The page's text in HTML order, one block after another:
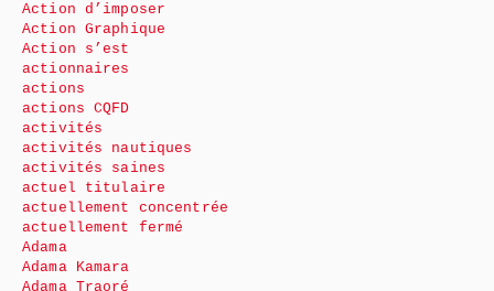
Action d’imposer
Action Graphique
Action s’est
actionnaires
actions
actions CQFD
activités
activités nautiques
activités saines
actuel titulaire
actuellement concentrée
actuellement fermé
Adama
Adama Kamara
Adama Traoré